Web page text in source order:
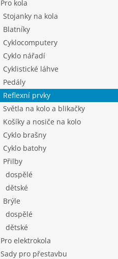
Pro kola
Stojanky na kola
Blatníky
Cyklocomputery
Cyklo nářadí
Cyklistické láhve
Pedály
Reflexní prvky
Světla na kolo a blikačky
Košíky a nosiče na kolo
Cyklo brašny
Cyklo batohy
Přilby
dospělé
dětské
Brýle
dospělé
dětské
Pro elektrokola
Sady pro přestavbu